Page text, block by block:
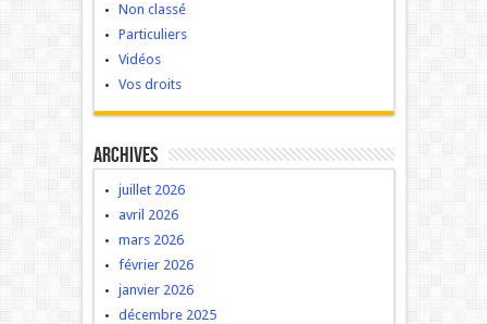
Non classé
Particuliers
Vidéos
Vos droits
Archives
juillet 2026
avril 2026
mars 2026
février 2026
janvier 2026
décembre 2025